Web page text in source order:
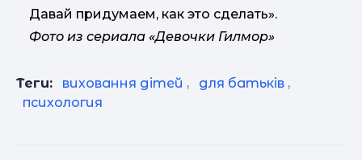
Давай придумаем, как это сделать».
Фото из сериала «Девочки Гилмор»
Теги: виховання дітей , для батьків ,
психология